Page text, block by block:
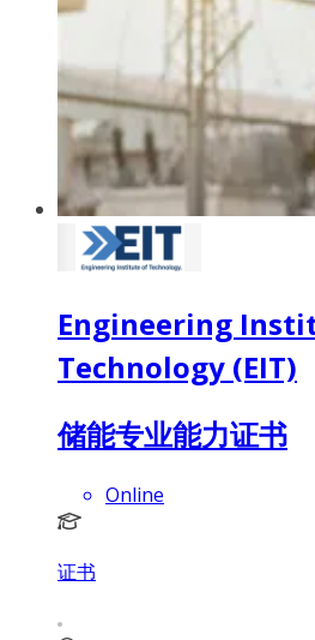
Engineering
Technology (EIT)
储能专业能力证书
Online
证书